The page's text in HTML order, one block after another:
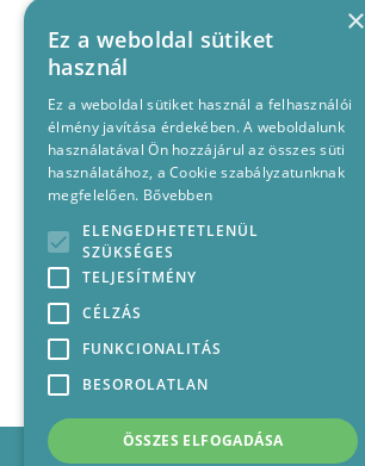
Impresszum
×
Ez a weboldal sütiket
használ
Ez a weboldal sütiket használ a felhasználói
élmény javítása érdekében. A weboldalunk
használatával Ön hozzájárul az összes süti
használatához, a Cookie szabályzatunknak
megfelelően. Bővebben
ELENGEDHETETLENÜL
SZÜKSÉGES
TELJESÍTMÉNY
CÉLZÁS
FUNKCIONALITÁS
BESOROLATLAN
ÖSSZES ELFOGADÁSA